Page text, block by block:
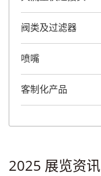
阀类及过滤器
喷嘴
客制化产品
2025 展览资讯